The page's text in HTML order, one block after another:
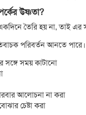
উষ্ণতা?
তৈরি হয় না, তাই এর
পরিবর্তন আনতে
সঙ্গে সময় কাটানো
আলোচনা না করা
চেষ্টা করা